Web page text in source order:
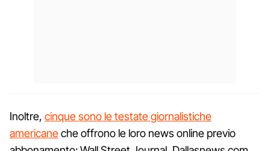
Inoltre, cinque sono le testate giornalistiche
americaneche offrono le loro news online previo